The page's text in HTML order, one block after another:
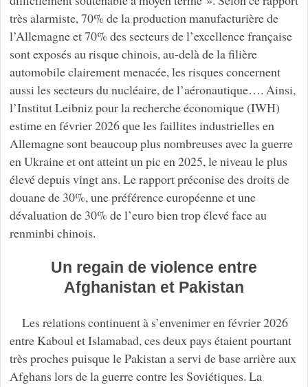
très alarmiste, 70% de la production manufacturière de
l’Allemagne et 70% des secteurs de l’excellence française
sont exposés au risque chinois, au-delà de la filière
automobile clairement menacée, les risques concernent
aussi les secteurs du nucléaire, de l’aéronautique…. Ainsi,
l’Institut Leibniz pour la recherche économique (IWH)
estime en février 2026 que les faillites industrielles en
Allemagne sont beaucoup plus nombreuses avec la guerre
en Ukraine et ont atteint un pic en 2025, le niveau le plus
élevé depuis vingt ans. Le rapport préconise des droits de
douane de 30%, une préférence européenne et une
dévaluation de 30% de l’euro bien trop élevé face au
renminbi chinois.
Un regain de violence entre
Afghanistan et Pakistan
Les relations continuent à s’envenimer en février 2026
entre Kaboul et Islamabad, ces deux pays étaient pourtant
très proches puisque le Pakistan a servi de base arrière aux
Afghans lors de la guerre contre les Soviétiques. La